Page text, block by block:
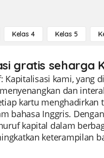
Kelas 4 Kelas 5
gratis seharga
kami, yang
dan
kartu menghadirkan
bahasa Inggris.
kapital dalam
keterampilan